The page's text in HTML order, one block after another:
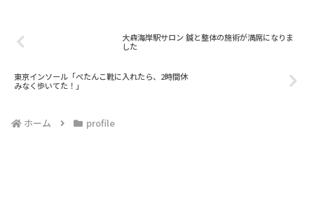
大森海岸駅サロン 鍼と整体の施術が満席になりま
した
東京インソール「ぺたんこ靴に入れたら、2時間休
みなく歩いてた！」
ホーム profile